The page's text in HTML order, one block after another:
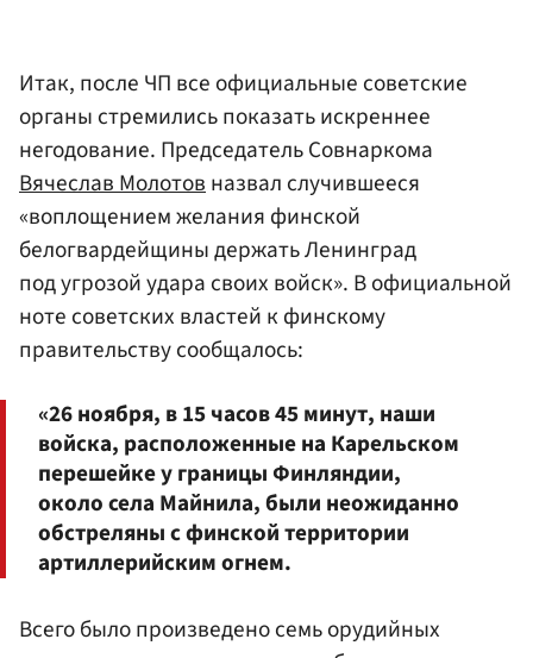
Итак, после ЧП все официальные советские
органы стремились показать искреннее
негодование. Председатель Совнаркома
Вячеслав Молотовназвал случившееся
«воплощением желания финской
белогвардейщины держать Ленинград
под угрозой удара своих войск». В официальной
ноте советских властей к финскому
правительству сообщалось:
«26 ноября, в 15 часов 45 минут, наши
войска, расположенные на Карельском
перешейке у границы Финляндии,
около села Майнила, были неожиданно
обстреляны с финской территории
артиллерийским огнем.
Всего было произведено семь орудийных